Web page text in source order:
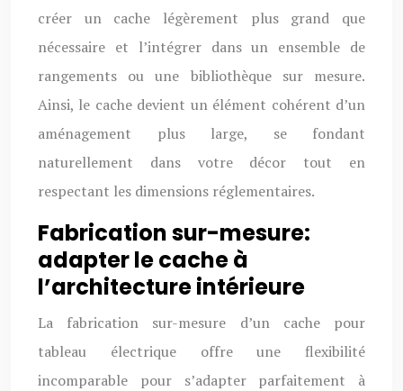
créer un cache légèrement plus grand que
nécessaire et l’intégrer dans un ensemble de
rangements ou une bibliothèque sur mesure.
Ainsi, le cache devient un élément cohérent d’un
aménagement plus large, se fondant
naturellement dans votre décor tout en
respectant les dimensions réglementaires.
Fabrication sur-mesure:
adapter le cache à
l’architecture intérieure
La fabrication sur-mesure d’un cache pour
tableau électrique offre une flexibilité
incomparable pour s’adapter parfaitement à